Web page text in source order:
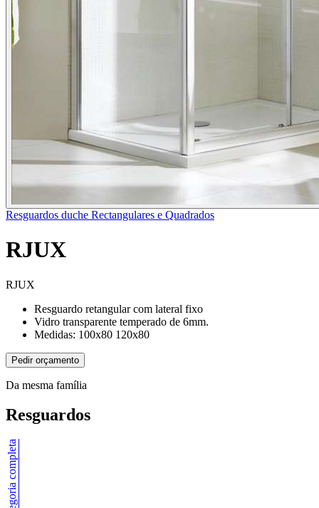
Resguardos duche Rectangulares e Quadrados
RJUX
RJUX
Resguardo retangular com lateral fixo
Vidro transparente temperado de 6mm.
Medidas: 100x80 120x80
Pedir orçamento
Da mesma família
Resguardos